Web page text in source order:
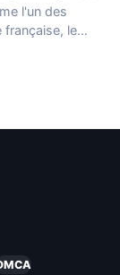
l'un des
française, le